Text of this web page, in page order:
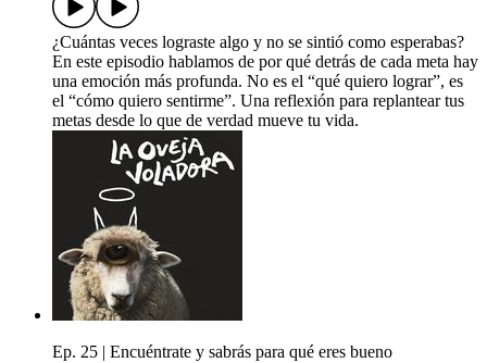
¿Cuántas veces lograste algo y no se sintió como esperabas?
En este episodio hablamos de por qué detrás de cada meta hay
una emoción más profunda. No es el “qué quiero lograr”, es
el “cómo quiero sentirme”. Una reflexión para replantear tus
metas desde lo que de verdad mueve tu vida.
Ep. 25 | Encuéntrate y sabrás para qué eres bueno